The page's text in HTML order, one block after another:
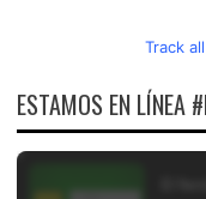
Track
ESTAMOS EN LÍNEA